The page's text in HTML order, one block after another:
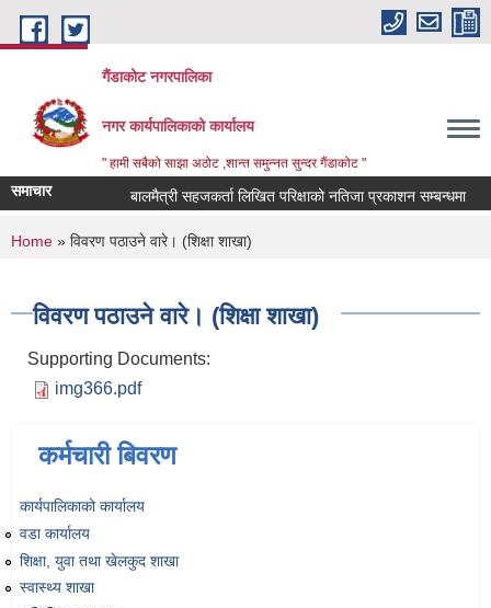
Skip to main content
गैंडाकोट नगरपालिका
नगर कार्यपालिकाको कार्यालय
" हामी सबैको साझा अठोट ,शान्त समुन्नत सुन्दर गैंडाकोट "
समाचार बालमैत्री सहजकर्ता लिखित परिक्षाको नतिजा प्रकाशन सम्बन्धमा
You are here
Home » विवरण पठाउने वारे। (शिक्षा शाखा)
विवरण पठाउने वारे। (शिक्षा शाखा)
Supporting Documents:
img366.pdf
कर्मचारी बिवरण
कार्यपालिकाको कार्यालय
वडा कार्यालय
शिक्षा, युवा तथा खेलकुद शाखा
स्वास्थ्य शाखा